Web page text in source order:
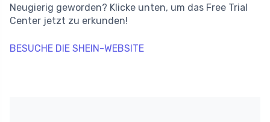
Neugierig geworden? Klicke unten, um das Free Trial
Center jetzt zu erkunden!
BESUCHE DIE SHEIN-WEBSITE